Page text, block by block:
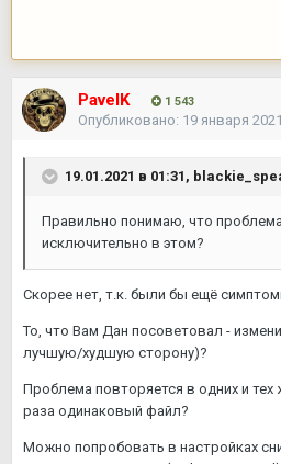
PavelK 1 543
Опубликовано: 19 января 2021
19.01.2021 в 01:31,
Правильно понимаю, что
исключительно в этом?
Скорее нет, т.к. были бы ещё
То, что Вам Дан посоветовал -
лучшую/худшую сторону)?
Проблема повторяется в одних и тех
раза одинаковый файл?
Можно попробовать в настройках